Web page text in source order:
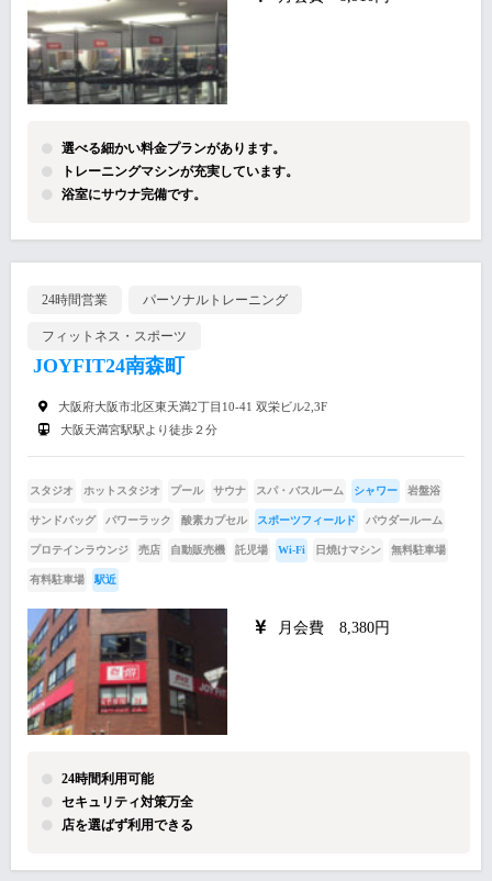
選べる細かい料金プランがあります。
トレーニングマシンが充実しています。
浴室にサウナ完備です。
24時間営業 パーソナルトレーニング
フィットネス・スポーツ
JOYFIT24南森町
大阪府大阪市北区東天満2丁目10-41 双栄ビル2,3F
大阪天満宮駅駅より徒歩２分
スタジオ ホットスタジオ プール サウナ スパ・バスルーム シャワー 岩盤浴
サンドバッグ パワーラック 酸素カプセル スポーツフィールド パウダールーム
プロテインラウンジ 売店 自動販売機 託児場 Wi-Fi 日焼けマシン 無料駐車場
有料駐車場 駅近
月会費 8,380円
24時間利用可能
セキュリティ対策万全
店を選ばず利用できる